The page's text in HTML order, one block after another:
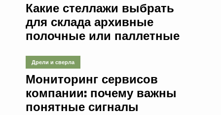
Какие стеллажи выбрать
для склада архивные
полочные или паллетные
Дрели и сверла
Мониторинг сервисов
компании: почему важны
понятные сигналы